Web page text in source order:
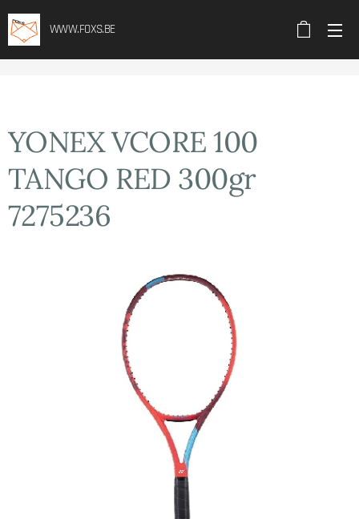
WWW.FOXS.BE
YONEX VCORE 100
TANGO RED 300gr
7275236